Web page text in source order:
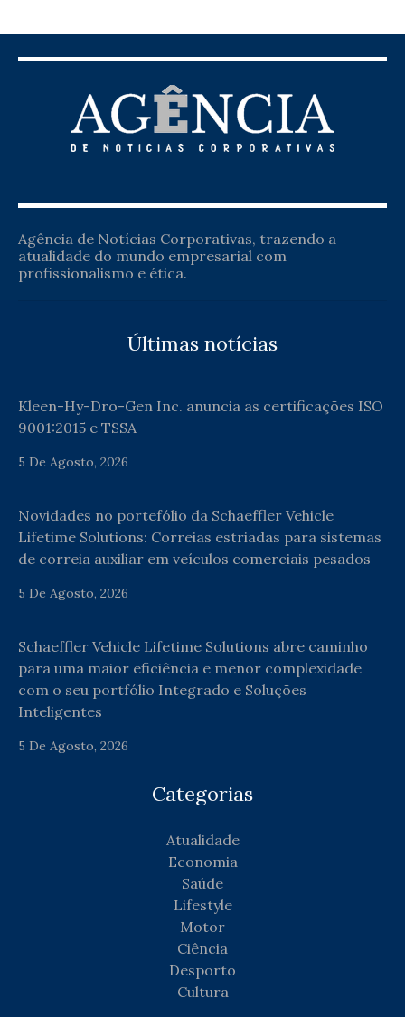
Agência de Notícias Corporativas, trazendo a
atualidade do mundo empresarial com
profissionalismo e ética.
Últimas notícias
Kleen-Hy-Dro-Gen Inc. anuncia as certificações ISO
9001:2015 e TSSA
5 De Agosto, 2026
Novidades no portefólio da Schaeffler Vehicle
Lifetime Solutions: Correias estriadas para sistemas
de correia auxiliar em veículos comerciais pesados
5 De Agosto, 2026
Schaeffler Vehicle Lifetime Solutions abre caminho
para uma maior eficiência e menor complexidade
com o seu portfólio Integrado e Soluções
Inteligentes
5 De Agosto, 2026
Categorias
Atualidade
Economia
Saúde
Lifestyle
Motor
Ciência
Desporto
Cultura